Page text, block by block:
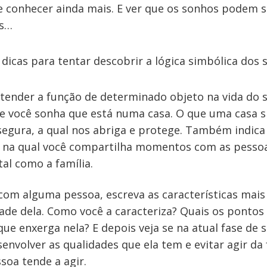
ainda mais. E ver que os sonhos podem
para tentar descobrir a lógica simbólica dos
a função de determinado objeto na vida do
você sonha que está numa casa. O que uma casa
a qual nos abriga e protege. Também
qual você compartilha momentos com as
como a família.
alguma pessoa, escreva as características
dela. Como você a caracteriza? Quais os
enxerga nela? E depois veja se na atual fase de
as qualidades que ela tem e evitar agir
tende a agir.